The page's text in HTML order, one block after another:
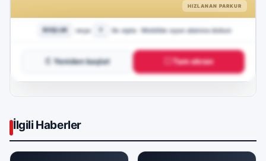
↻ Yeniden başlat ⛶ Tam ekran
İlgili Haberler